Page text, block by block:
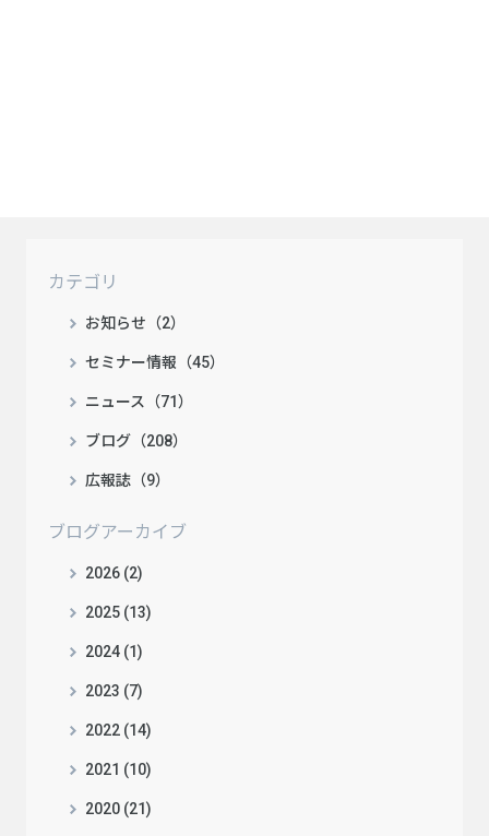
カテゴリ
お知らせ（2）
セミナー情報（45）
ニュース（71）
ブログ（208）
広報誌（9）
ブログアーカイブ
2026 (2)
2025 (13)
2024 (1)
2023 (7)
2022 (14)
2021 (10)
2020 (21)